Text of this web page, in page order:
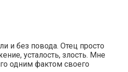
и без повода. Отец просто
усталость, злость. Мне
одним фактом своего